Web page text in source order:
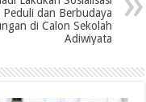
Peduli dan Berbudaya
di Calon Sekolah
Adiwiyata